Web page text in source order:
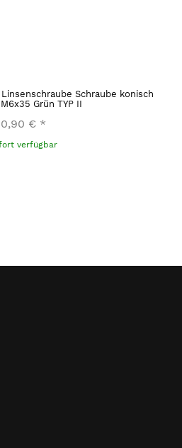
Schraube konisch
Grün TYP II
0,90 € *
verfügbar